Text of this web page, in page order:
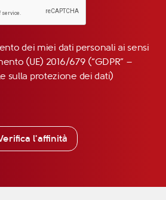
dei miei dati personali ai sensi
(UE) 2016/679 (“GDPR” –
sulla protezione dei dati)
l'affinità